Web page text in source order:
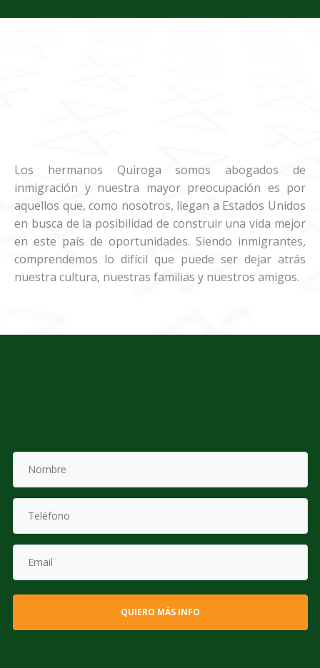
Los hermanos Quiroga somos abogados de
inmigración y nuestra mayor preocupación es por
aquellos que, como nosotros, llegan a Estados Unidos
en busca de la posibilidad de construir una vida mejor
en este país de oportunidades. Siendo inmigrantes,
comprendemos lo difícil que puede ser dejar atrás
nuestra cultura, nuestras familias y nuestros amigos.